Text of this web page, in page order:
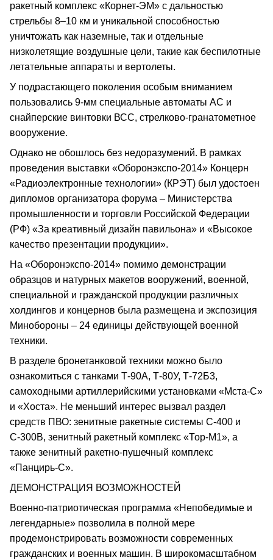
ракетный комплекс «Корнет-ЭМ» с дальностью
стрельбы 8–10 км и уникальной способностью
уничтожать как наземные, так и отдельные
низколетящие воздушные цели, такие как беспилотные
летательные аппараты и вертолеты.
У подрастающего поколения особым вниманием
пользовались 9-мм специальные автоматы АС и
снайперские винтовки ВСС, стрелково-гранатометное
вооружение.
Однако не обошлось без недоразумений. В рамках
проведения выставки «Оборонэкспо-2014» Концерн
«Радиоэлектронные технологии» (КРЭТ) был удостоен
дипломов организатора форума – Министерства
промышленности и торговли Российской Федерации
(РФ) «За креативный дизайн павильона» и «Высокое
качество презентации продукции».
На «Оборонэкспо-2014» помимо демонстрации
образцов и натурных макетов вооружений, военной,
специальной и гражданской продукции различных
холдингов и концернов была размещена и экспозиция
Минобороны – 24 единицы действующей военной
техники.
В разделе бронетанковой техники можно было
ознакомиться с танками Т-90А, Т-80У, Т-72Б3,
самоходными артиллерийскими установками «Мста-С»
и «Хоста». Не меньший интерес вызвал раздел
средств ПВО: зенитные ракетные системы С-400 и
С-300В, зенитный ракетный комплекс «Тор-М1», а
также зенитный ракетно-пушечный комплекс
«Панцирь-С».
ДЕМОНСТРАЦИЯ ВОЗМОЖНОСТЕЙ
Военно-патриотическая программа «Непобедимые и
легендарные» позволила в полной мере
продемонстрировать возможности современных
гражданских и военных машин. В широкомасштабном